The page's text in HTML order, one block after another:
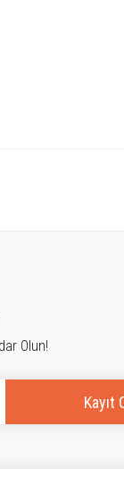
Olun!
Kayıt